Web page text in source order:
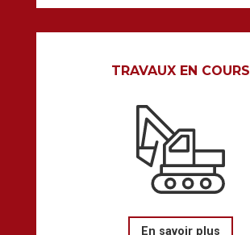
TRAVAUX EN COURS
En savoir plus